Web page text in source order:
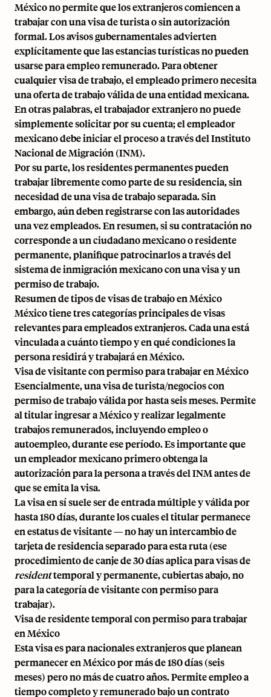
México no permite que los extranjeros comiencen a
trabajar con una visa de turista o sin autorización
formal. Los avisos gubernamentales advierten
explícitamente que las estancias turísticas no pueden
usarse para empleo remunerado. Para obtener
cualquier visa de trabajo, el empleado primero necesita
una oferta de trabajo válida de una entidad mexicana.
En otras palabras, el trabajador extranjero no puede
simplemente solicitar por su cuenta; el empleador
mexicano debe iniciar el proceso a través del Instituto
Nacional de Migración (INM).
Por su parte, los residentes permanentes pueden
trabajar libremente como parte de su residencia, sin
necesidad de una visa de trabajo separada. Sin
embargo, aún deben registrarse con las autoridades
una vez empleados. En resumen, si su contratación no
corresponde a un ciudadano mexicano o residente
permanente, planifique patrocinarlos a través del
sistema de inmigración mexicano con una visa y un
permiso de trabajo.
Resumen de tipos de visas de trabajo en México
México tiene tres categorías principales de visas
relevantes para empleados extranjeros. Cada una está
vinculada a cuánto tiempo y en qué condiciones la
persona residirá y trabajará en México.
Visa de visitante con permiso para trabajar en México
Esencialmente, una visa de turista/negocios con
permiso de trabajo válida por hasta seis meses. Permite
al titular ingresar a México y realizar legalmente
trabajos remunerados, incluyendo empleo o
autoempleo, durante ese período. Es importante que
un empleador mexicano primero obtenga la
autorización para la persona a través del INM antes de
que se emita la visa.
La visa en sí suele ser de entrada múltiple y válida por
hasta 180 días, durante los cuales el titular permanece
en estatus de visitante — no hay un intercambio de
tarjeta de residencia separado para esta ruta (ese
procedimiento de canje de 30 días aplica para visas de
residenttemporal y permanente, cubiertas abajo, no
para la categoría de visitante con permiso para
trabajar).
Visa de residente temporal con permiso para trabajar
en México
Esta visa es para nacionales extranjeros que planean
permanecer en México por más de 180 días (seis
meses) pero no más de cuatro años. Permite empleo a
tiempo completo y remunerado bajo un contrato